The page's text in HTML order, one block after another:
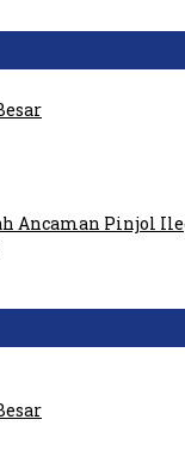
Ancaman Pinjol